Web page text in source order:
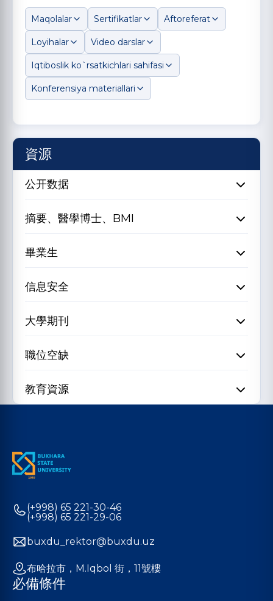
Maqolalar Sertifikatlar Aftoreferat
Loyihalar Video darslar
Iqtiboslik ko`rsatkichlari sahifasi
Konferensiya materiallari
資源
公开数据
摘要、醫學博士、BMI
畢業生
信息安全
大學期刊
職位空缺
教育資源
(+998) 65 221-30-46
(+998) 65 221-29-06
buxdu_rektor@buxdu.uz
布哈拉市，M.Iqbol 街，11號樓
必備條件